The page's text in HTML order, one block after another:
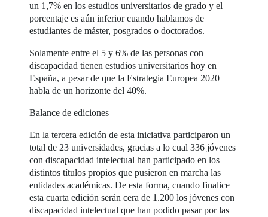
un 1,7% en los estudios universitarios de grado y el
porcentaje es aún inferior cuando hablamos de
estudiantes de máster, posgrados o doctorados.
Solamente entre el 5 y 6% de las personas con
discapacidad tienen estudios universitarios hoy en
España, a pesar de que la Estrategia Europea 2020
habla de un horizonte del 40%.
Balance de ediciones
En la tercera edición de esta iniciativa participaron un
total de 23 universidades, gracias a lo cual 336 jóvenes
con discapacidad intelectual han participado en los
distintos títulos propios que pusieron en marcha las
entidades académicas. De esta forma, cuando finalice
esta cuarta edición serán cera de 1.200 los jóvenes con
discapacidad intelectual que han podido pasar por las